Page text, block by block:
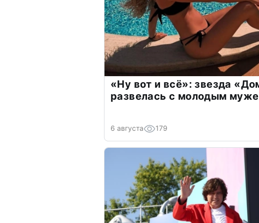
«Ну вот и всё»: звезда
развелась с молодым
6 августа 179